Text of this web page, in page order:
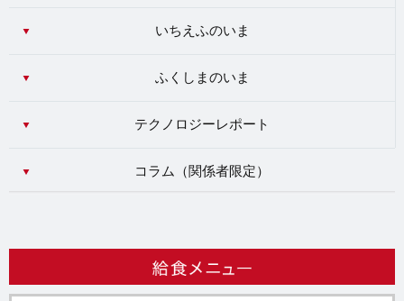
いちえふのいま
ふくしまのいま
テクノロジーレポート
コラム（関係者限定）